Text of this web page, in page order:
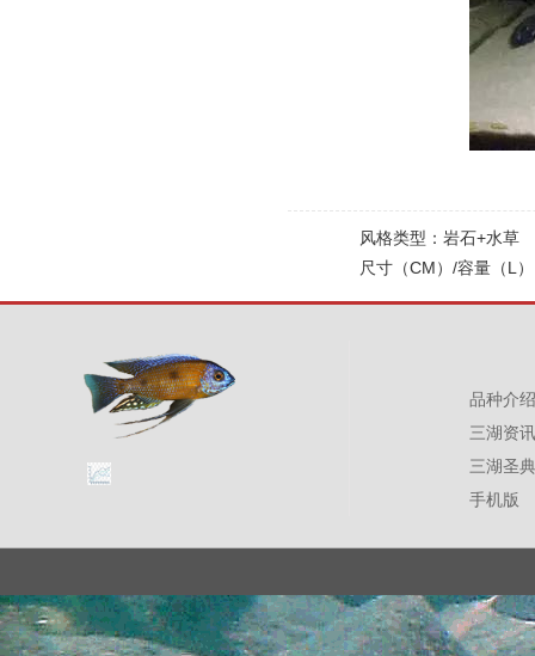
风格类型：岩石+水草
尺寸（CM）/容量（L
品种介绍
三湖资讯
三湖圣典
手机版